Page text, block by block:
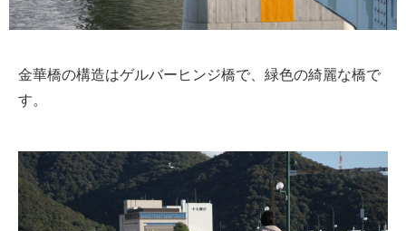
金華橋の構造はゲルバーヒンジ橋で、緑色の綺麗な橋で
す。